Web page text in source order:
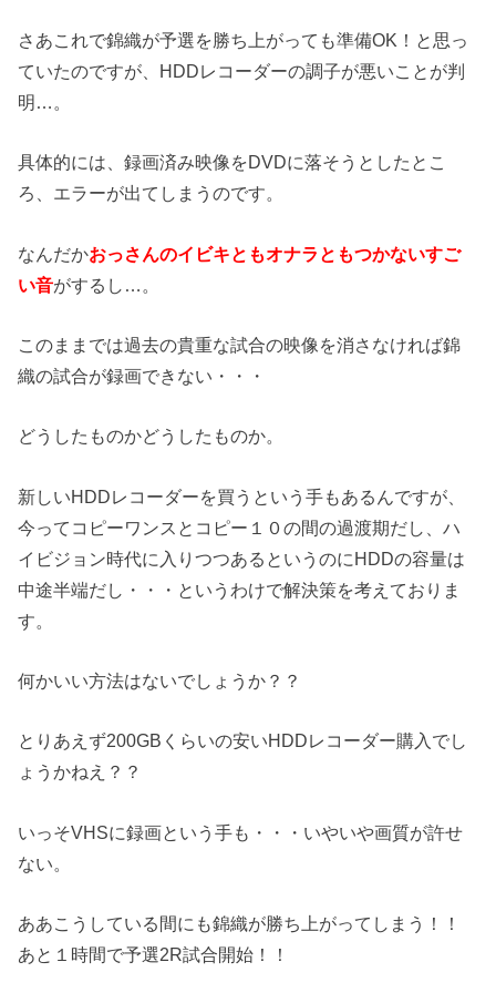
さあこれで錦織が予選を勝ち上がっても準備OK！と思っ
ていたのですが、HDDレコーダーの調子が悪いことが判
明…。
具体的には、録画済み映像をDVDに落そうとしたとこ
ろ、エラーが出てしまうのです。
なんだかおっさんのイビキともオナラともつかないすご
い音がするし…。
このままでは過去の貴重な試合の映像を消さなければ錦
織の試合が録画できない・・・
どうしたものかどうしたものか。
新しいHDDレコーダーを買うという手もあるんですが、
今ってコピーワンスとコピー１０の間の過渡期だし、ハ
イビジョン時代に入りつつあるというのにHDDの容量は
中途半端だし・・・というわけで解決策を考えておりま
す。
何かいい方法はないでしょうか？？
とりあえず200GBくらいの安いHDDレコーダー購入でし
ょうかねえ？？
いっそVHSに録画という手も・・・いやいや画質が許せ
ない。
ああこうしている間にも錦織が勝ち上がってしまう！！
あと１時間で予選2R試合開始！！